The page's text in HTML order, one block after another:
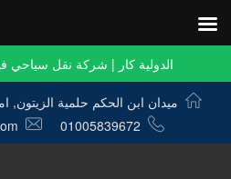
الدولية كار | شركة نقل سياحي
ميدان ابن الحكم حلمية الزيتون,
01005839672